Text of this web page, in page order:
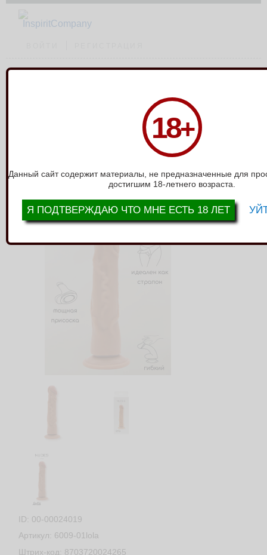
18+
Данный сайт содержит материалы, не предназначенные для
достигшим 18-летнего возраста.
Я ПОДТВЕРЖДАЮ ЧТО МНЕ ЕСТЬ 18 ЛЕТ
›Фаллоимитатор мулат на
ФАЛЛОИМИТАТОР МУЛАТ НА
ПРИСОСКЕ NUDES LOYAL 6009-
01LOLA
ID: 00-00024019
Артикул: 6009-01lola
Штрих-код: 8703720024265